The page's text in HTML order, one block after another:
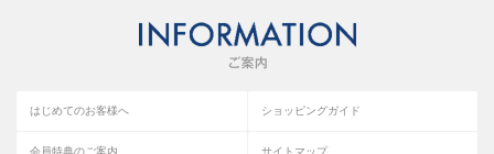
はじめてのお客様へ ショッピングガイド
会員特典のご案内 サイトマップ